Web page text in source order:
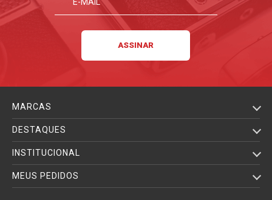
MARCAS
DESTAQUES
INSTITUCIONAL
MEUS PEDIDOS